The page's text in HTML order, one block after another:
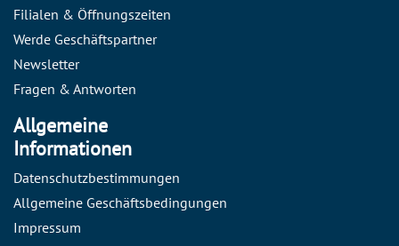
Filialen & Öffnungszeiten
Werde Geschäftspartner
Newsletter
Fragen & Antworten
Allgemeine
Informationen
Datenschutzbestimmungen
Allgemeine Geschäftsbedingungen
Impressum